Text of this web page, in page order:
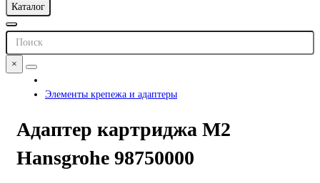
Каталог
×
Элементы крепежа и адаптеры
Адаптер картриджа М2
Hansgrohe 98750000